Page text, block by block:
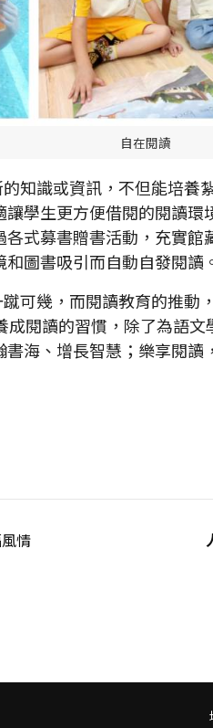
自在閱讀
識或資訊，不但能培養
學生更方便借閱的閱讀環
式募書贈書活動，充實
圖書吸引而自動自發閱讀
幾，而閱讀教育的推動
成閱讀的習慣，除了為語
海、增長智慧；樂享閱讀
情